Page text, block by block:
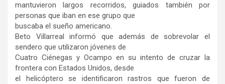
mantuvieron largos recorridos, guiados también por
personas que iban en ese grupo que
buscaba el sueño americano.
Beto Villarreal informó que además de sobrevolar el
sendero que utilizaron jóvenes de
Cuatro Ciénegas y Ocampo en su intento de cruzar la
frontera con Estados Unidos, desde
el helicóptero se identificaron rastros que fueron de